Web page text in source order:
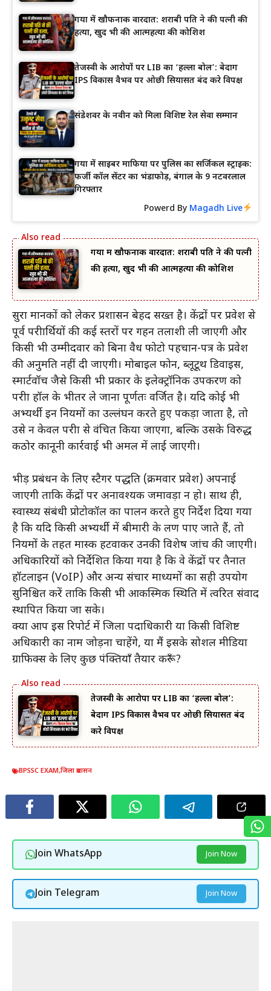
गया में खौफनाक वारदात: शराबी पति ने की पत्नी की
हत्या, खुद भी की आत्महत्या की कोशिश
तेजस्वी के आरोपों पर LIB का ‘हल्ला बोल’: बेदाग
IPS विकास वैभव पर ओछी सियासत बंद करे विपक्ष
संडेशवर के नवीन को मिला विशिष्ट रेल सेवा सम्मान
गया में साइबर माफिया पर पुलिस का सर्जिकल स्ट्राइक:
फर्जी कॉल सेंटर का भंडाफोड़, बंगाल के 9 नटवरलाल
गिरफ्तार
Powerd By Magadh Live
गया में खौफनाक वारदात: शराबी पति ने की पत्नी
की हत्या, खुद भी की आत्महत्या की कोशिश
सुरक्षा मानकों को लेकर प्रशासन बेहद सख्त है। केंद्रों पर प्रवेश से
पूर्व परीक्षार्थियों की कई स्तरों पर गहन तलाशी ली जाएगी और
किसी भी उम्मीदवार को बिना वैध फोटो पहचान-पत्र के प्रवेश
की अनुमति नहीं दी जाएगी। मोबाइल फोन, ब्लूटूथ डिवाइस,
स्मार्टवॉच जैसे किसी भी प्रकार के इलेक्ट्रॉनिक उपकरण को
परीक्षा हॉल के भीतर ले जाना पूर्णतः वर्जित है। यदि कोई भी
अभ्यर्थी इन नियमों का उल्लंघन करते हुए पकड़ा जाता है, तो
उसे न केवल परीक्षा से वंचित किया जाएगा, बल्कि उसके विरुद्ध
कठोर कानूनी कार्रवाई भी अमल में लाई जाएगी।
भीड़ प्रबंधन के लिए स्टैगर पद्धति (क्रमवार प्रवेश) अपनाई
जाएगी ताकि केंद्रों पर अनावश्यक जमावड़ा न हो। साथ ही,
स्वास्थ्य संबंधी प्रोटोकॉल का पालन करते हुए निर्देश दिया गया
है कि यदि किसी अभ्यर्थी में बीमारी के लक्षण पाए जाते हैं, तो
नियमों के तहत मास्क हटवाकर उनकी विशेष जांच की जाएगी।
अधिकारियों को निर्देशित किया गया है कि वे केंद्रों पर तैनात
हॉटलाइन (VoIP) और अन्य संचार माध्यमों का सही उपयोग
सुनिश्चित करें ताकि किसी भी आकस्मिक स्थिति में त्वरित संवाद
स्थापित किया जा सके।
क्या आप इस रिपोर्ट में जिला पदाधिकारी या किसी विशिष्ट
अधिकारी का नाम जोड़ना चाहेंगे, या मैं इसके सोशल मीडिया
ग्राफिक्स के लिए कुछ पंक्तियाँ तैयार करूँ?
तेजस्वी के आरोपों पर LIB का ‘हल्ला बोल’:
बेदाग IPS विकास वैभव पर ओछी सियासत बंद
करे विपक्ष
BPSSC EXAM,जिला प्रशासन
Join WhatsApp Join Now
Join Telegram Join Now